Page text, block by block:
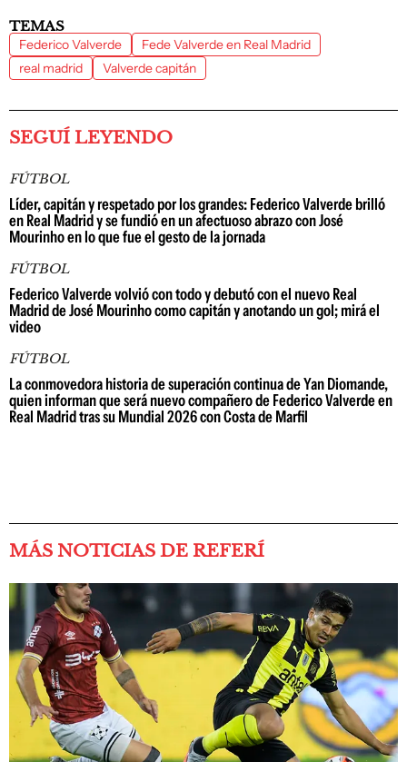
TEMAS
Federico Valverde
Fede Valverde en Real Madrid
real madrid
Valverde capitán
SEGUÍ LEYENDO
FÚTBOL
Líder, capitán y respetado por los grandes: Federico Valverde brilló
en Real Madrid y se fundió en un afectuoso abrazo con José
Mourinho en lo que fue el gesto de la jornada
FÚTBOL
Federico Valverde volvió con todo y debutó con el nuevo Real
Madrid de José Mourinho como capitán y anotando un gol; mirá el
video
FÚTBOL
La conmovedora historia de superación continua de Yan Diomande,
quien informan que será nuevo compañero de Federico Valverde en
Real Madrid tras su Mundial 2026 con Costa de Marfil
MÁS NOTICIAS DE REFERÍ